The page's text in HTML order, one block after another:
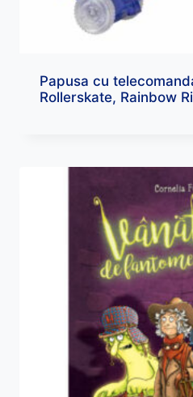
Papusa cu
Rollerskate, Rainbow